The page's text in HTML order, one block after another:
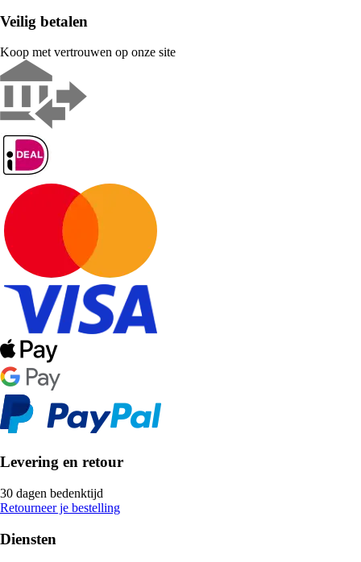
Veilig betalen
Koop met vertrouwen op onze site
Levering en retour
30 dagen bedenktijd
Retourneer je bestelling
Diensten